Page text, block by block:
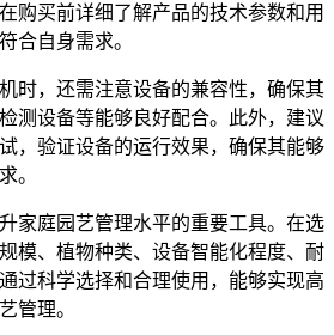
购买前详细了解产品的技术参数和用
合自身需求。
时，还需注意设备的兼容性，确保其
测设备等能够良好配合。此外，建议
，验证设备的运行效果，确保其能够
。
家庭园艺管理水平的重要工具。在选
模、植物种类、设备智能化程度、耐
过科学选择和合理使用，能够实现高
管理。